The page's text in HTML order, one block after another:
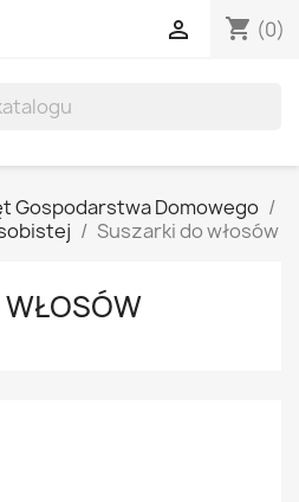
shopping_cart (0)

Gospodarstwa Domowego
Suszarki do włosów
WŁOSÓW